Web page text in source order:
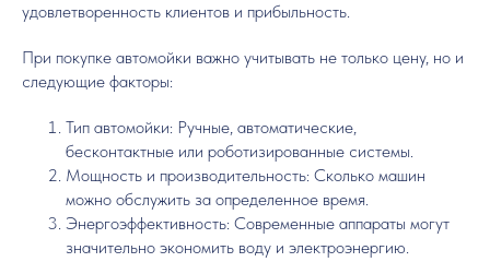
удовлетворенность клиентов и прибыльность.
При покупке автомойки важно учитывать не только цену, но и
следующие факторы:
Тип автомойки: Ручные, автоматические,
бесконтактные или роботизированные системы.
Мощность и производительность: Сколько машин
можно обслужить за определенное время.
Энергоэффективность: Современные аппараты могут
значительно экономить воду и электроэнергию.